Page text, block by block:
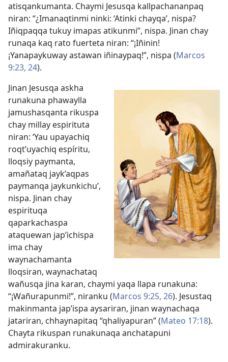
atisqankumanta. Chaymi Jesusqa kallpachananpaq
niran: “¿Imanaqtinmi ninki: ‘Atinki chayqa’, nispa?
Iñiqpaqqa tukuy imapas atikunmi”, nispa. Jinan chay
runaqa kaq rato fuerteta niran: “¡Iñinin!
¡Yanapaykuway astawan iñinaypaq!”, nispa (Marcos
9:23, 24).
Jinan Jesusqa askha
runakuna phawaylla
jamushasqanta rikuspa
chay millay espirituta
niran: ‘Yau upayachiq
roqt’uyachiq espíritu,
lloqsiy paymanta,
amañataq jayk’aqpas
paymanqa jaykunkichu’,
nispa. Jinan chay
espirituqa
qaparkachaspa
ataquewan jap’ichispa
ima chay
waynachamanta
lloqsiran, waynachataq
wañusqa jina karan, chaymi yaqa llapa runakuna:
“¡Wañurapunmi!”, niranku (Marcos 9:25, 26). Jesustaq
makinmanta jap’ispa aysariran, jinan waynachaqa
jatariran, chhaynapitaq “qhaliyapuran” (Mateo 17:18).
Chayta rikuspan runakunaqa anchatapuni
admirakuranku.